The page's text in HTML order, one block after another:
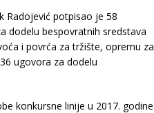
Radojević potpisao je 58
dodelu bespovratnih sredstava
i povrća za tržište, opremu za
ugovora za dodelu
konkursne linije u 2017. godine